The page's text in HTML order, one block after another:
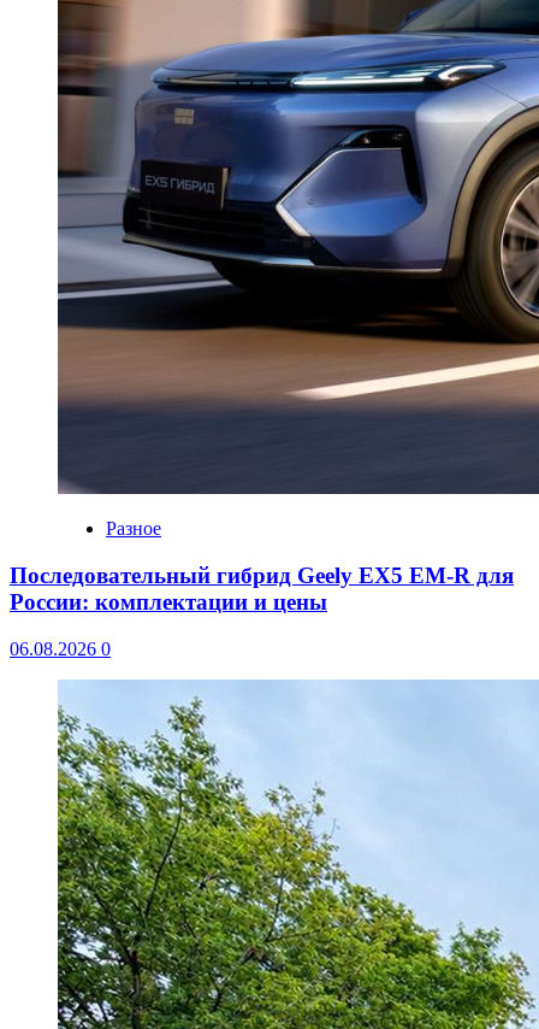
Разное
Последовательный гибрид Geely EX5 EM-R для
России: комплектации и цены
06.08.2026 0